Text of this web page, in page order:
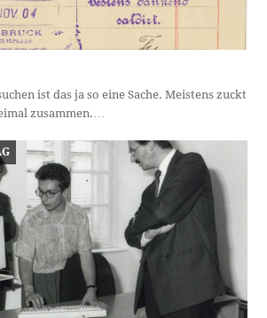
ist das ja so eine Sache. Meistens zuckt
zusammen.…